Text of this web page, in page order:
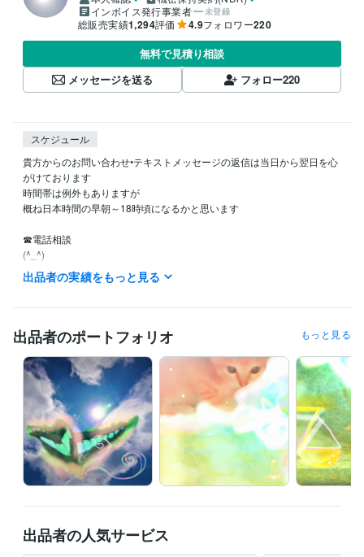
インボイス発行事業者
未登録
総販売実績1,294評価 4.9フォロワー220
無料で見積り相談
メッセージを送る
フォロー220
スケジュール
貴方からのお問い合わせ•テキストメッセージの返信は当日から翌日を心
がけております
時間帯は例外もありますが
概ね日本時間の早朝～18時頃になるかと思います
☎電話相談
(^_^)
現在
週の数日◦朝～夕方間ランダム待機
ご予約は
当日から数日内で可能な時もあります
メッセージから
ご相談ください
_^貴方のお幸せ
時の流れの中
時と共に祈っております
貴方の今はどのような今なのでしょう
全てはより良くなって
１日が１ヶ月となり１年となり
出品者の実績をもっと見る
出品者のポートフォリオ もっと見る
出品者の人気サービス